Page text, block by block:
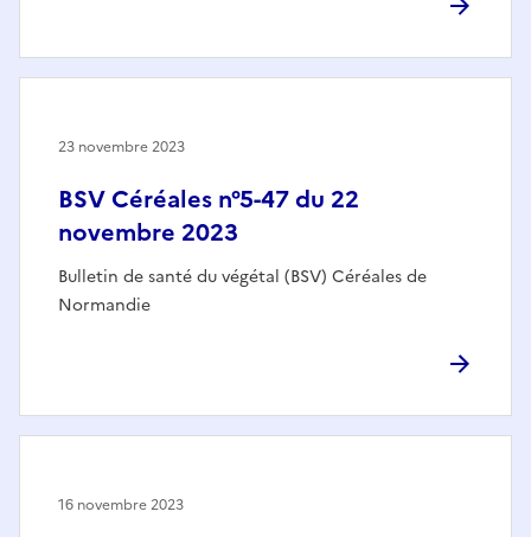
BSV Céréales n°5-47 du 22
novembre 2023
Bulletin de santé du végétal (BSV) Céréales de
Normandie
23 novembre 2023
16 novembre 2023